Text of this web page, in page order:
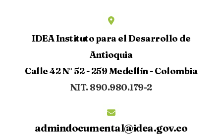
IDEA Instituto para el Desarrollo de
Antioquia
Calle 42 N° 52 - 259 Medellín - Colombia
NIT. 890.980.179-2
admindocumental@idea.gov.co